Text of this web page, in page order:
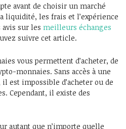
avant de choisir un marché
liquidité, les frais et l’expérience
sur les meilleurs échanges
suivre cet article.
vous permettent d’acheter, de
monnaies. Sans accès à une
est impossible d’acheter ou de
Cependant, il existe des
autant que n’importe quelle